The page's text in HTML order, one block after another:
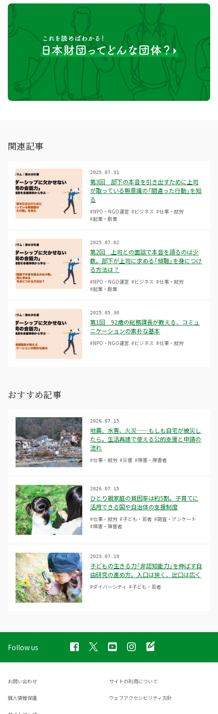
関連記事
第3回 部下の本音を引き出すために上司
が取っている無意識の「間違った行動」を知
る
2025.07.31
#NPO・NGO運営 #ビジネス #仕事・就労
#起業・創業
第2回 上司との面談で本音を語るのは少
数。部下が上司に求める「傾聴」を身につけ
る方法は？
2025.07.02
#NPO・NGO運営 #ビジネス #仕事・就労
#起業・創業
第1回 92歳の総務課長が教える、コミュ
ニケーションの素朴な基本
2025.05.30
#NPO・NGO運営 #ビジネス #仕事・就労
おすすめ記事
地震、水害、火災——もしも自宅が被災し
たら。生活再建で使える公的支援と申請の
流れ
2026.07.15
#仕事・就労 #災害 #障害・障害者
ひとり親家庭の貧困率は約5割。子育てに
活用できる国や自治体の支援制度
2026.07.15
#仕事・就労 #子ども・若者 #調査・アンケート
#障害・障害者
子どもの生きる力「非認知能力」を伸ばす自
由研究の進め方。入口は狭く、出口は広く
2023.07.19
#ダイバーシティ #子ども・若者
Follow us
お問い合わせ サイトの利用について
個人情報保護 ウェブアクセシビリティ方針